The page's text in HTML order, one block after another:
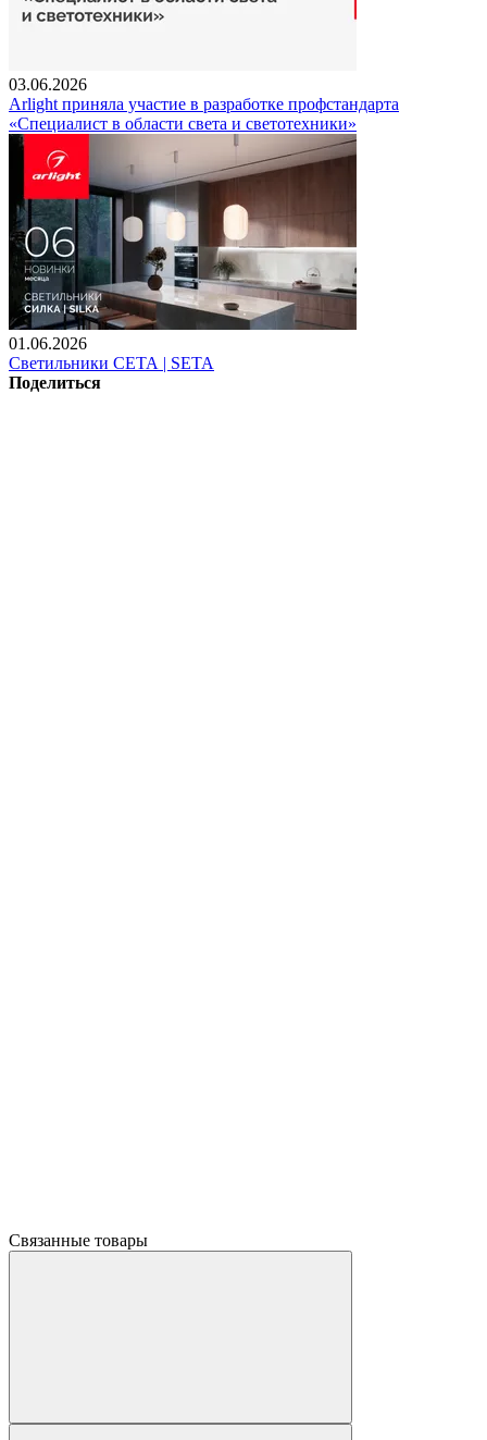
03.06.2026
Arlight приняла участие в разработке профстандарта
«Специалист в области света и светотехники»
01.06.2026
Светильники СЕТА | SETA
Поделиться
Связанные товары